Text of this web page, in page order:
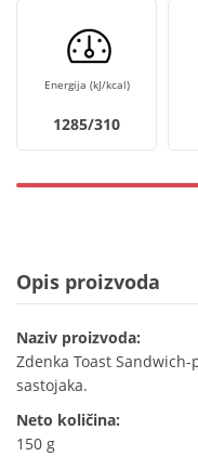
Energija (kJ/kcal)
1285/310
Opis proizvoda
Naziv proizvoda:
Zdenka Toast
sastojaka.
Neto količina:
150 g